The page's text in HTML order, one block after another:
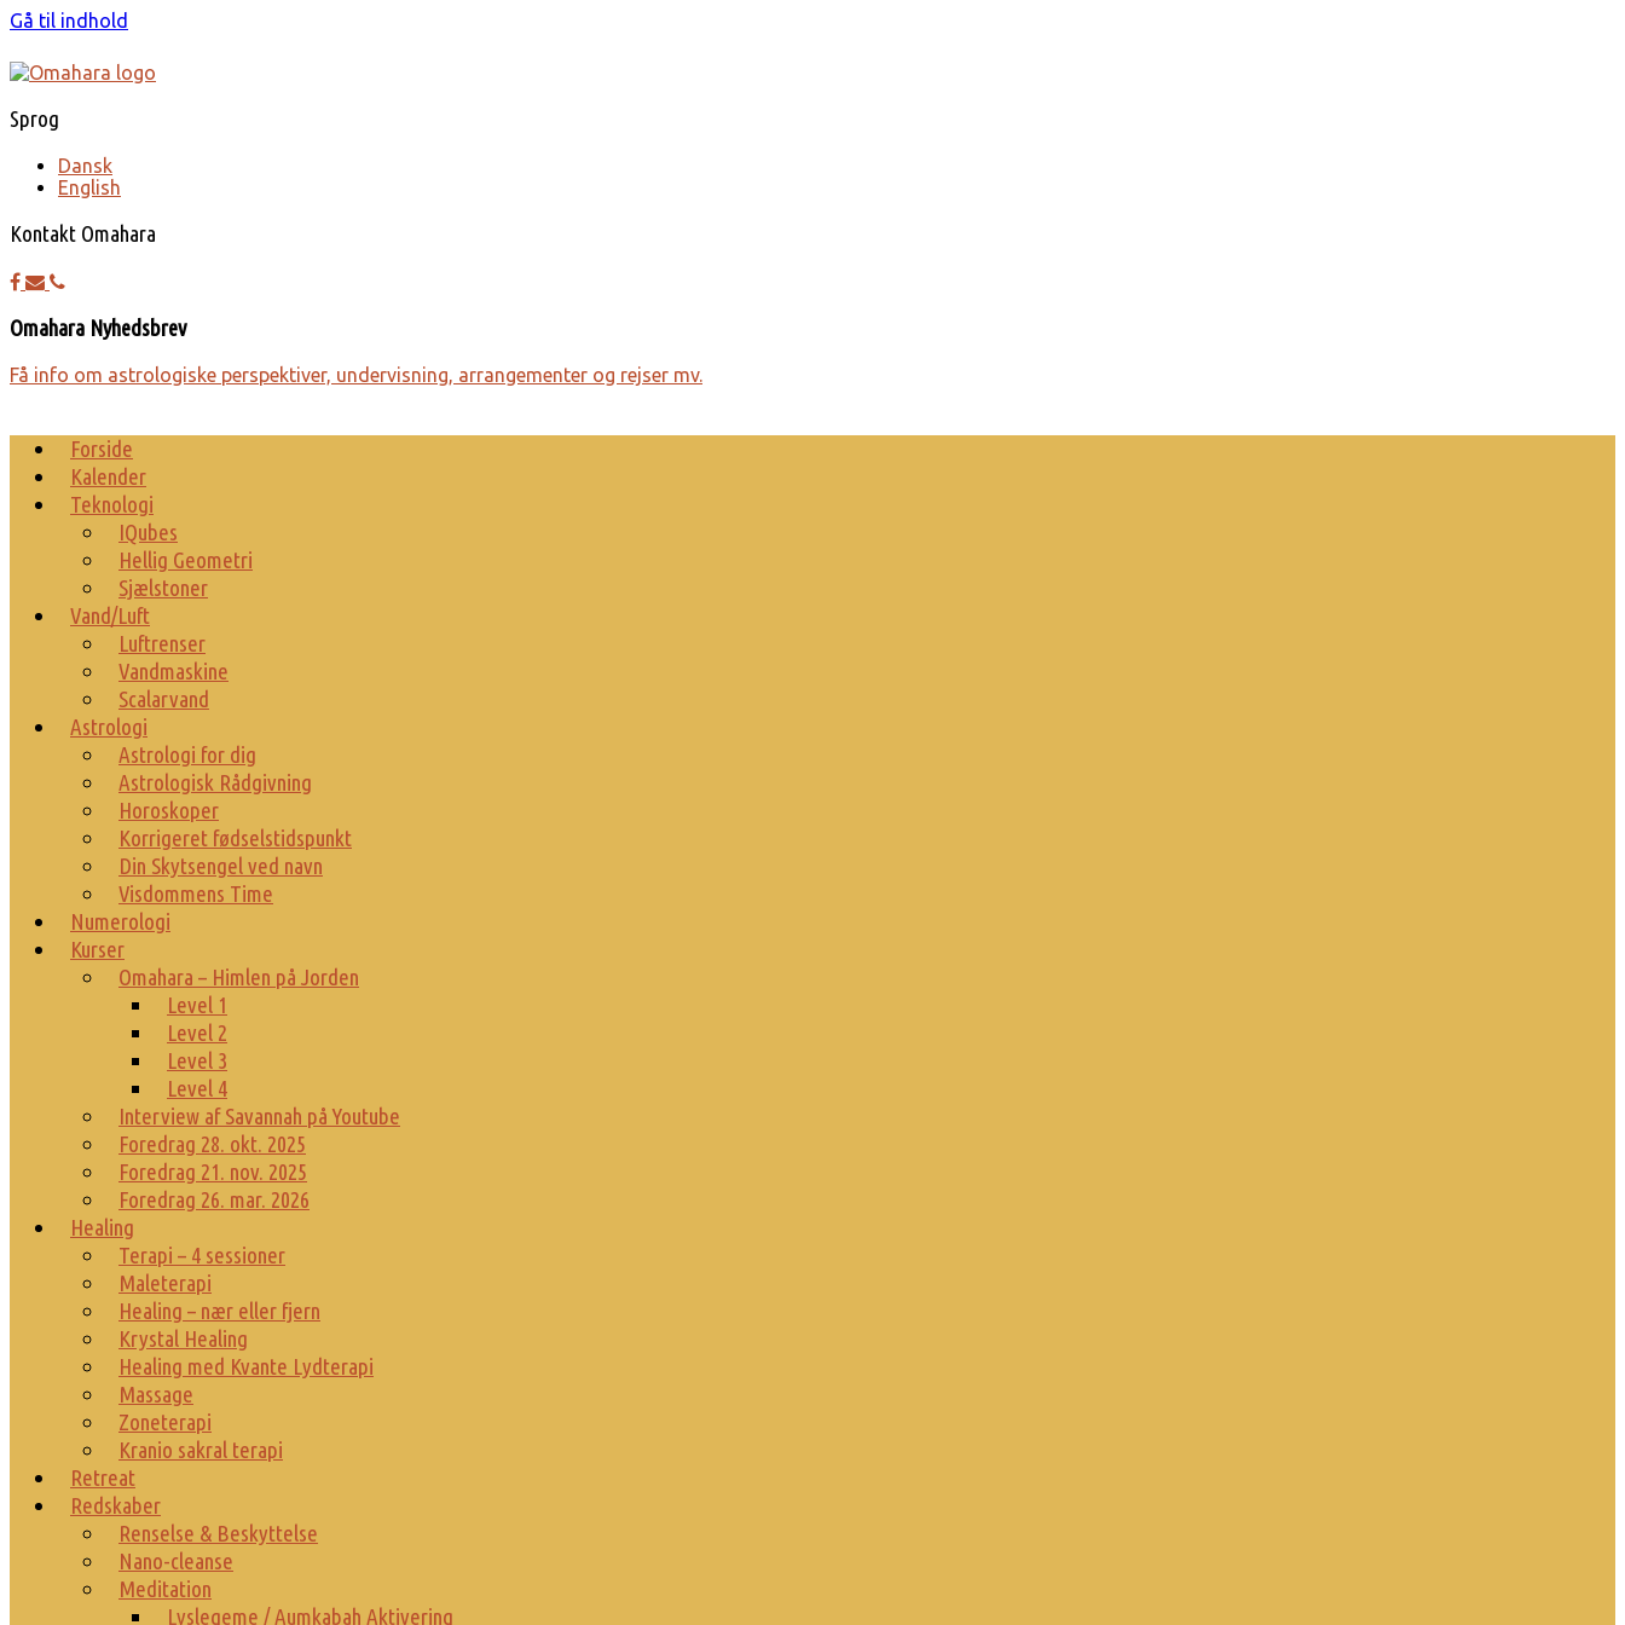
Gå til indhold
Sprog
Dansk
English
Kontakt Omahara
Omahara Nyhedsbrev
Få info om astro­lo­giske perspek­tiver, under­visning, arrange­menter og rejser mv.
Forside
Kalender
Teknologi
IQubes
Hellig Geometri
Sjælstoner
Vand/Luft
Luftrenser
Vandmaskine
Scalarvand
Astrologi
Astrologi for dig
Astrologisk Rådgivning
Horoskoper
Korrigeret fødselstidspunkt
Din Skytsengel ved navn
Visdommens Time
Numerologi
Kurser
Omahara – Himlen på Jorden
Level 1
Level 2
Level 3
Level 4
Interview af Savannah på Youtube
Foredrag 28. okt. 2025
Foredrag 21. nov. 2025
Foredrag 26. mar. 2026
Healing
Terapi – 4 sessioner
Maleterapi
Healing – nær eller fjern
Krystal Healing
Healing med Kvante Lydterapi
Massage
Zoneterapi
Kranio sakral terapi
Retreat
Redskaber
Renselse & Beskyttelse
Nano-cleanse
Meditation
Lyslegeme / Aumkabah Aktivering